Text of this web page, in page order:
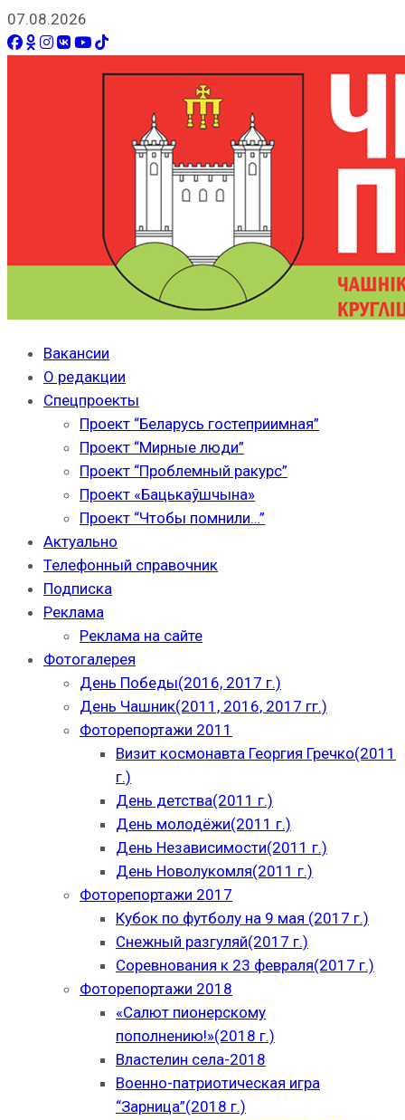
07.08.2026
Вакансии
О редакции
Спецпроекты
Проект “Беларусь гостеприимная”
Проект “Мирные люди”
Проект “Проблемный ракурс”
Проект «Бацькаўшчына»
Проект “Чтобы помнили…”
Актуально
Телефонный справочник
Подписка
Реклама
Реклама на сайте
Фотогалерея
День Победы(2016, 2017 г.)
День Чашник(2011, 2016, 2017 гг.)
Фоторепортажи 2011
Визит космонавта Георгия Гречко(2011
г.)
День детства(2011 г.)
День молодёжи(2011 г.)
День Независимости(2011 г.)
День Новолукомля(2011 г.)
Фоторепортажи 2017
Кубок по футболу на 9 мая (2017 г.)
Снежный разгуляй(2017 г.)
Соревнования к 23 февраля(2017 г.)
Фоторепортажи 2018
«Салют пионерскому
пополнению!»(2018 г.)
Властелин села-2018
Военно-патриотическая игра
“Зарница”(2018 г.)